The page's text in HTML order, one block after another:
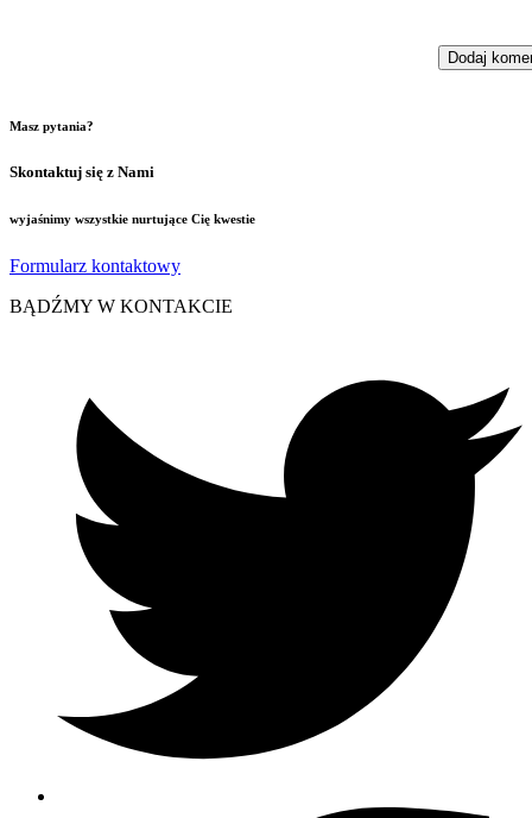
Masz pytania?
Skontaktuj się z Nami
wyjaśnimy wszystkie nurtujące Cię kwestie
Formularz kontaktowy
BĄDŹMY W KONTAKCIE